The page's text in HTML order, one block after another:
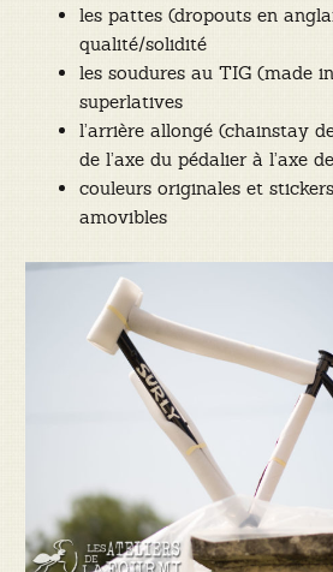
les pattes (dropouts en
qualité/solidité
les soudures au TIG (made
superlatives
l’arrière allongé (chainstay
de l’axe du pédalier à l’axe
couleurs originales et
amovibles